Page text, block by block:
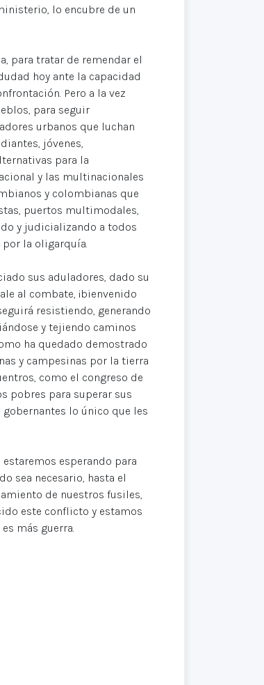
lo encubre de un
para tratar de remendar el
hoy ante la capacidad
Pero a la vez
para seguir
urbanos que luchan
jóvenes,
para la
y las multinacionales
y colombianas que
puertos multimodales,
y judicializando a todos
la oligarquía.
sus aduladores, dado su
al combate, ¡bienvenido
resistiendo, generando
y tejiendo caminos
ha quedado demostrado
y campesinas por la tierra
como el congreso de
pobres para superar sus
lo único que les
esperando para
sea necesario, hasta el
de nuestros fusiles,
este conflicto y estamos
más guerra.